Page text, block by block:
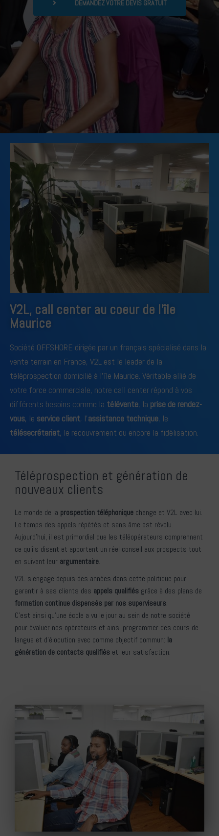
DEMANDEZ VOTRE DEVIS GRATUIT
V2L, call center au coeur de l'île
Maurice
Société OFFSHORE dirigée par un français spécialisé dans la
vente terrain en France, V2L est le leader de la
téléprospection domicilié à l’île Maurice. Véritable allié de
votre force commerciale, notre call center répond à vos
différents besoins comme la télévente, la prise de rendez-
vous, le service client, l’assistance technique, le
télésecrétariat, le recouvrement ou encore la fidélisation.
Téléprospection et génération de
nouveaux clients
Le monde de la prospection téléphonique change et V2L avec lui.
Le temps des appels répétés et sans âme est révolu.
Aujourd’hui, il est primordial que les téléopérateurs comprennent
ce qu’ils disent et apportent un réel conseil aux prospects tout
en suivant leur argumentaire.
V2L s’engage depuis des années dans cette politique pour
garantir à ses clients des appels qualifiés grâce à des plans de
formation continue dispensés par nos superviseurs.
C’est ainsi qu’une école a vu le jour au sein de notre société
pour évaluer nos opérateurs et ainsi programmer des cours de
langue et d’élocution avec comme objectif commun: la
génération de contacts qualifiés et leur satisfaction.